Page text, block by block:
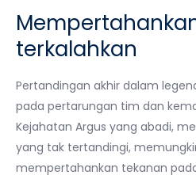
terkalahkan
Pertandingan akhir dalam
pada pertarungan tim dan
Kejahatan Argus yang abadi,
yang tak tertandingi,
mempertahankan tekanan